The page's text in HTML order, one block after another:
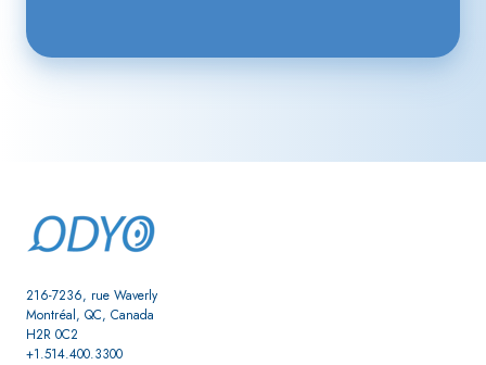
216-7236, rue Waverly
Montréal, QC, Canada
H2R 0C2
+1.514.400.3300